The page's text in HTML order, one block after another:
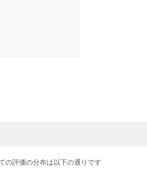
の評価の分布は以下の通りです